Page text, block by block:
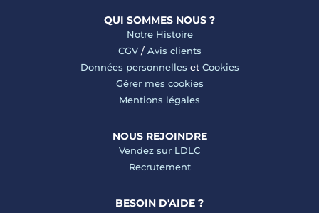
QUI SOMMES NOUS ?
Notre Histoire
CGV/ Avis clients
Données personnelles et Cookies
Gérer mes cookies
Mentions légales
NOUS REJOINDRE
Vendez sur LDLC
Recrutement
BESOIN D'AIDE ?